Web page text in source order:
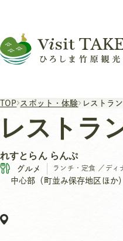
TOP スポット・体験 レストラ
レストラ
れすとらん らんぷ
グルメ ランチ・定食 ／ ディ
中心部（町並み保存地区ほか）